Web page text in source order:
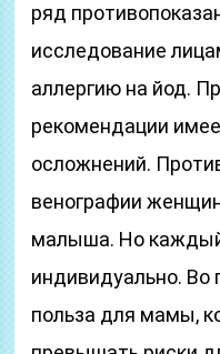
ряд
исследование
аллергию на йод.
рекомендации
осложнений.
венографии
малыша. Но каждый
индивидуально. Во
польза для мамы,